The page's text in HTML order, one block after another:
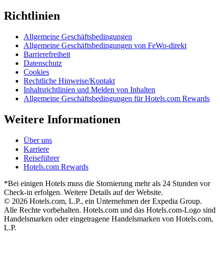
Richtlinien
Allgemeine Geschäftsbedingungen
Allgemeine Geschäftsbedingungen von FeWo-direkt
Barrierefreiheit
Datenschutz
Cookies
Rechtliche Hinweise/Kontakt
Inhaltsrichtlinien und Melden von Inhalten
Allgemeine Geschäftsbedingungen für Hotels.com Rewards
Weitere Informationen
Über uns
Karriere
Reiseführer
Hotels.com Rewards
*Bei einigen Hotels muss die Stornierung mehr als 24 Stunden vor
Check-in erfolgen. Weitere Details auf der Website.
© 2026 Hotels.com, L.P., ein Unternehmen der Expedia Group.
Alle Rechte vorbehalten. Hotels.com und das Hotels.com-Logo sind
Handelsmarken oder eingetragene Handelsmarken von Hotels.com,
L.P.